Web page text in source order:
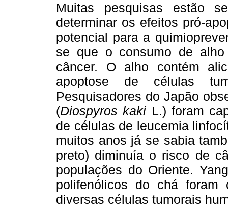
Muitas pesquisas estão
determinar os efeitos pró-
potencial para a
se que o consumo de
câncer. O alho contém
apoptose de células
Pesquisadores do Japão
(Diospyros kaki L.) foram
de células de leucemia
muitos anos já se sabia
preto) diminuía o risco de
populações do Oriente.
polifenólicos do chá
diversas células tumorais